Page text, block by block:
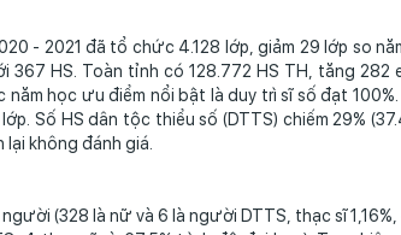
- 2021 đã tổ chức 4.128 lớp, giảm 29 lớp so
367 HS. Toàn tỉnh có 128.772 HS TH, tăng 282
học ưu điểm nổi bật là duy trì sĩ số đạt
Số HS dân tộc thiểu số (DTTS) chiếm 29%
lại không đánh giá.
(328 là nữ và 6 là người DTTS, thạc sĩ